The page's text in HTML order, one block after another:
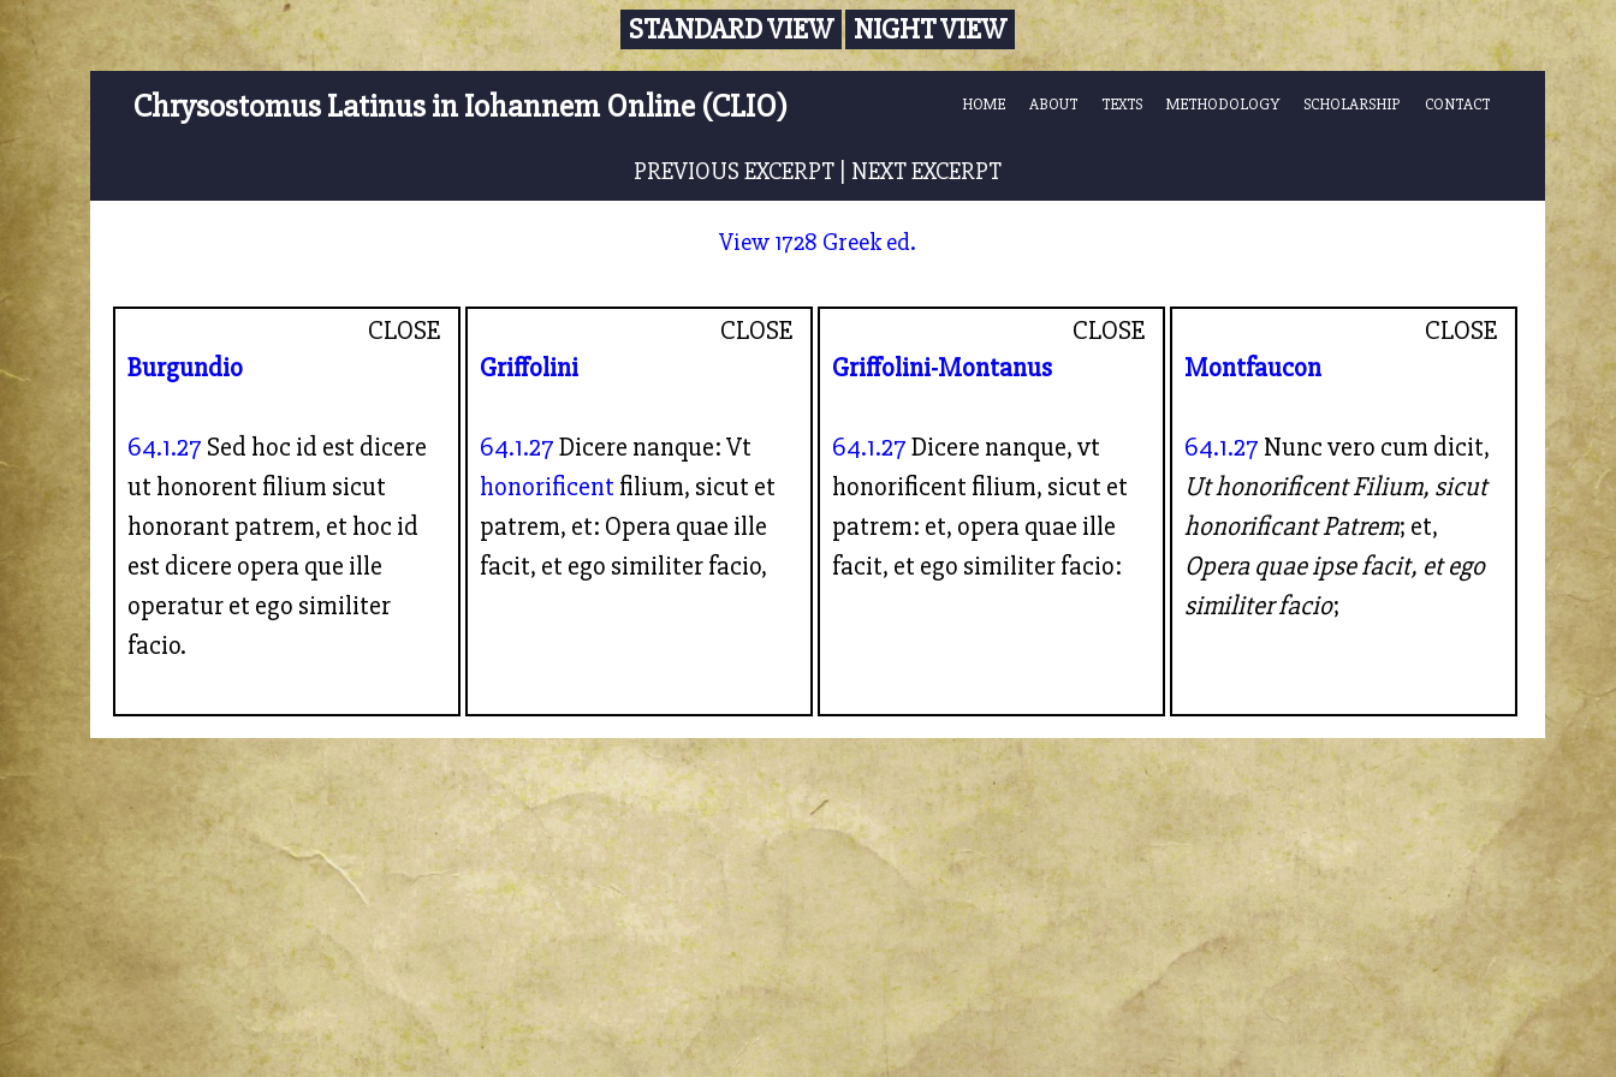
STANDARD VIEW NIGHT VIEW
Chrysostomus Latinus in Iohannem Online (CLIO) HOME ABOUT TEXTS METHODOLOGY SCHOLARSHIP CONTACT
PREVIOUS EXCERPT NEXT EXCERPT
View 1728 Greek ed.
CLOSE
Burgundio
64.1.27 Sed hoc id est dicere
ut honorent filium sicut
honorant patrem, et hoc id
est dicere opera que ille
operatur et ego similiter
facio.
CLOSE
Griffolini
64.1.27Dicere nanque: Vt
honorificent filium, sicut et
patrem, et: Opera quae ille
facit, et ego similiter facio,
CLOSE
Griffolini-Montanus
64.1.27Dicere nanque, vt
honorificent filium, sicut et
patrem: et, opera quae ille
facit, et ego similiter facio:
CLOSE
Montfaucon
64.1.27 Nunc vero cum dicit,
Ut honorificent Filium, sicut
honorificant Patrem; et,
Opera quae ipse facit, et ego
similiter facio;